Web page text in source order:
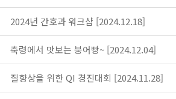
2024년 간호과 워크샵 [2024.12.18]
축령에서 맛보는 붕어빵~ [2024.12.04]
질향상을 위한 QI 경진대회 [2024.11.28]